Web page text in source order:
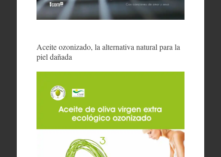
Aceite ozonizado, la alternativa natural para la
piel dañada